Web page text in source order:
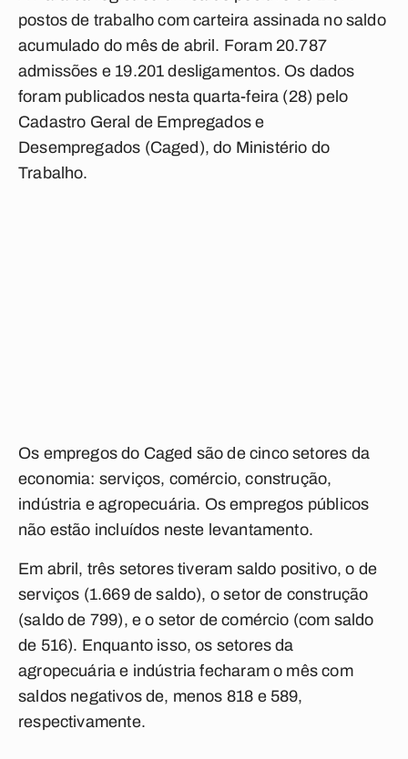
postos de trabalho com carteira assinada no saldo
acumulado do mês de abril. Foram 20.787
admissões e 19.201 desligamentos. Os dados
foram publicados nesta quarta-feira (28) pelo
Cadastro Geral de Empregados e
Desempregados (Caged), do Ministério do
Trabalho.
Os empregos do Caged são de cinco setores da
economia: serviços, comércio, construção,
indústria e agropecuária. Os empregos públicos
não estão incluídos neste levantamento.
Em abril, três setores tiveram saldo positivo, o de
serviços (1.669 de saldo), o setor de construção
(saldo de 799), e o setor de comércio (com saldo
de 516). Enquanto isso, os setores da
agropecuária e indústria fecharam o mês com
saldos negativos de, menos 818 e 589,
respectivamente.